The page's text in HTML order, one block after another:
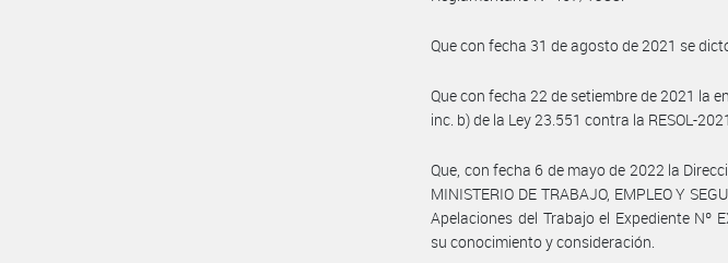
Que con fecha 31 de agosto de 2021 se
Que con fecha 22 de setiembre de 2021 la
inc. b) de la Ley 23.551 contra la RESOL-
Que, con fecha 6 de mayo de 2022 la
MINISTERIO DE TRABAJO, EMPLEO Y
Apelaciones del Trabajo el Expediente Nº
su conocimiento y consideración.